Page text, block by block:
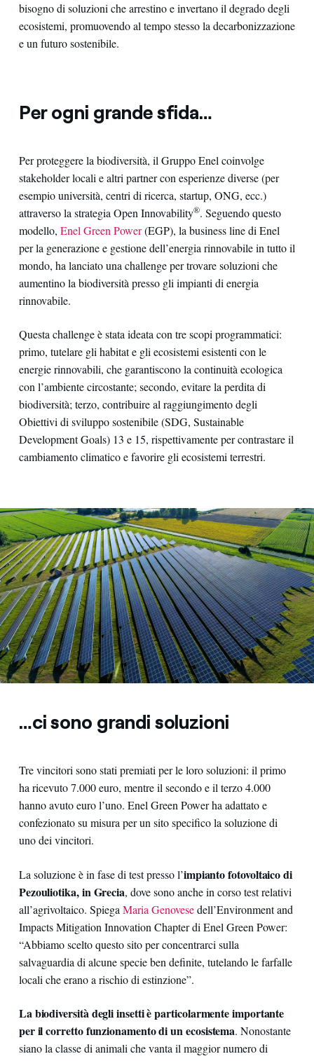
bisogno di soluzioni che arrestino e invertano il degrado degli
ecosistemi, promuovendo al tempo stesso la decarbonizzazione
e un futuro sostenibile.
Per ogni grande sfida…
Per proteggere la biodiversità, il Gruppo Enel coinvolge
stakeholder locali e altri partner con esperienze diverse (per
esempio università, centri di ricerca, startup, ONG, ecc.)
attraverso la strategia Open Innovability®. Seguendo questo
modello, Enel Green Power(EGP), la business line di Enel
per la generazione e gestione dell’energia rinnovabile in tutto il
mondo, ha lanciato una challenge per trovare soluzioni che
aumentino la biodiversità presso gli impianti di energia
rinnovabile.
Questa challenge è stata ideata con tre scopi programmatici:
primo, tutelare gli habitat e gli ecosistemi esistenti con le
energie rinnovabili, che garantiscono la continuità ecologica
con l’ambiente circostante; secondo, evitare la perdita di
biodiversità; terzo, contribuire al raggiungimento degli
Obiettivi di sviluppo sostenibile (SDG, Sustainable
Development Goals) 13 e 15, rispettivamente per contrastare il
cambiamento climatico e favorire gli ecosistemi terrestri.
…ci sono grandi soluzioni
Tre vincitori sono stati premiati per le loro soluzioni: il primo
ha ricevuto 7.000 euro, mentre il secondo e il terzo 4.000
hanno avuto euro l’uno. Enel Green Power ha adattato e
confezionato su misura per un sito specifico la soluzione di
uno dei vincitori.
La soluzione è in fase di test presso l’impianto fotovoltaico di
Pezouliotika, in Grecia, dove sono anche in corso test relativi
all’agrivoltaico. Spiega Maria Genovesedell’Environment and
Impacts Mitigation Innovation Chapter di Enel Green Power:
“Abbiamo scelto questo sito per concentrarci sulla
salvaguardia di alcune specie ben definite, tutelando le farfalle
locali che erano a rischio di estinzione”.
La biodiversità degli insetti è particolarmente importante
per il corretto funzionamento di un ecosistema. Nonostante
siano la classe di animali che vanta il maggior numero di